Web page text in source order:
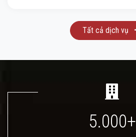
Tất cả dịch vụ
5.000+